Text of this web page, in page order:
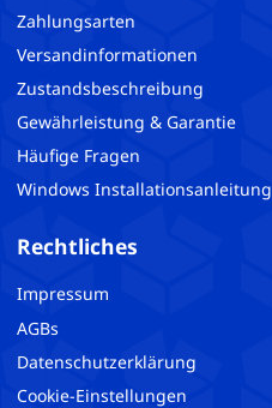
Zahlungsarten
Versandinformationen
Zustandsbeschreibung
Gewährleistung & Garantie
Häufige Fragen
Windows Installationsanleitung
Rechtliches
Impressum
AGBs
Datenschutzerklärung
Cookie-Einstellungen